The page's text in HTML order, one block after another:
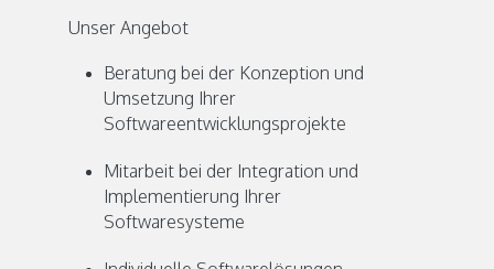
Unser Angebot
Beratung bei der Konzeption und
Umsetzung Ihrer
Softwareentwicklungsprojekte
Mitarbeit bei der Integration und
Implementierung Ihrer
Softwaresysteme